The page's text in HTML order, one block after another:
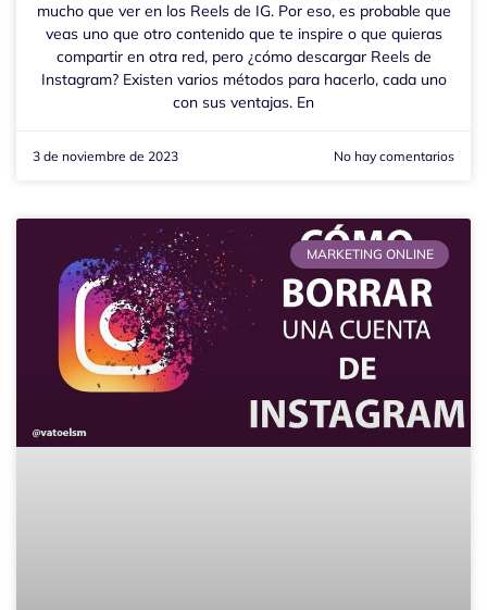
mucho que ver en los Reels de IG. Por eso, es probable que
veas uno que otro contenido que te inspire o que quieras
compartir en otra red, pero ¿cómo descargar Reels de
Instagram? Existen varios métodos para hacerlo, cada uno
con sus ventajas. En
3 de noviembre de 2023 No hay comentarios
MARKETING ONLINE